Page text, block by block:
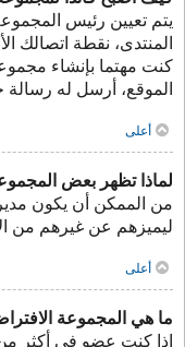
يتم تعيين رئيس
المنتدى، نقطة اتصالك
كنت مهتما بإنشاء
الموقع، أرسل له
أعلى
لماذا تظهر بعض
من الممكن أن يكون
ليميزهم عن غيرهم من
أعلى
ما هي المجموعة
إذا كنت عضو في أكثر